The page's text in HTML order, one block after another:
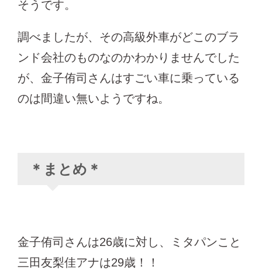
そうです。
調べましたが、その高級外車がどこのブラ
ンド会社のものなのかわかりませんでした
が、金子侑司さんはすごい車に乗っている
のは間違い無いようですね。
＊まとめ＊
金子侑司さんは26歳に対し、ミタパンこと
三田友梨佳アナは29歳！！